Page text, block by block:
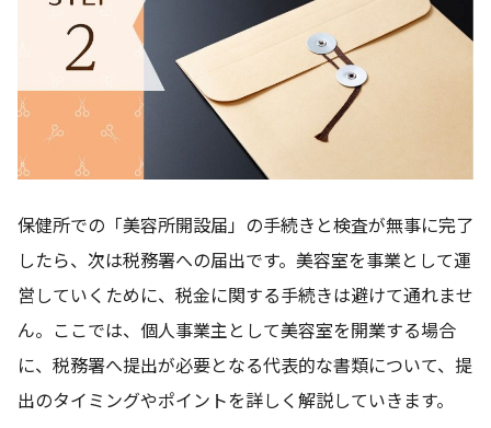
保健所での「美容所開設届」の手続きと検査が無事に完了
したら、次は税務署への届出です。美容室を事業として運
営していくために、税金に関する手続きは避けて通れませ
ん。ここでは、個人事業主として美容室を開業する場合
に、税務署へ提出が必要となる代表的な書類について、提
出のタイミングやポイントを詳しく解説していきます。